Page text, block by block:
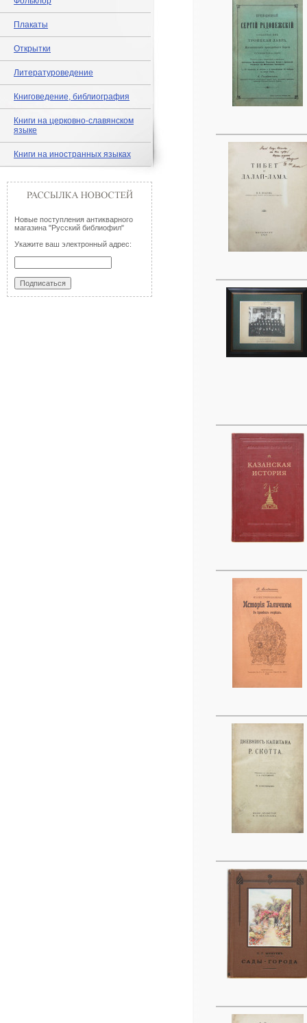
Плакаты
Открытки
Литературоведение
Книговедение, библиография
Книги на церковно-славянском
языке
Книги на иностранных языках
Новые поступления антикварного
магазина "Русский библиофил"
Укажите ваш электронный адрес: